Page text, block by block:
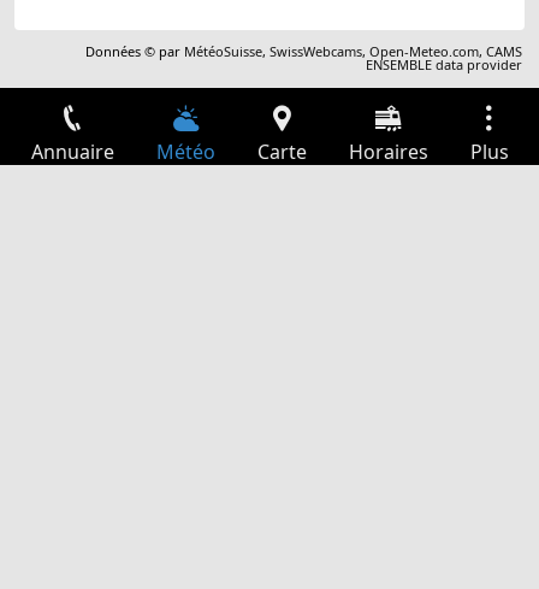
Données © par MétéoSuisse,SwissWebcams,Open-Meteo.com,CAMS
ENSEMBLE data provider
Annuaire Météo Carte Horaires Plus